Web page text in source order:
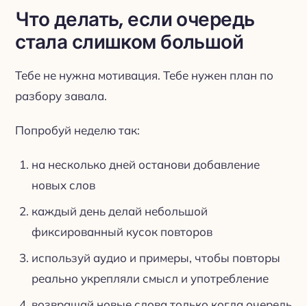
Что делать, если очередь
стала слишком большой
Тебе не нужна мотивация. Тебе нужен план по
разбору завала.
Попробуй неделю так:
на несколько дней останови добавление
новых слов
каждый день делай небольшой
фиксированный кусок повторов
используй аудио и примеры, чтобы повторы
реально укрепляли смысл и употребление